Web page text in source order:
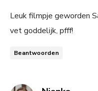
Leuk filmpje geworden
vet goddelijk, pfff!
Beantwoorden